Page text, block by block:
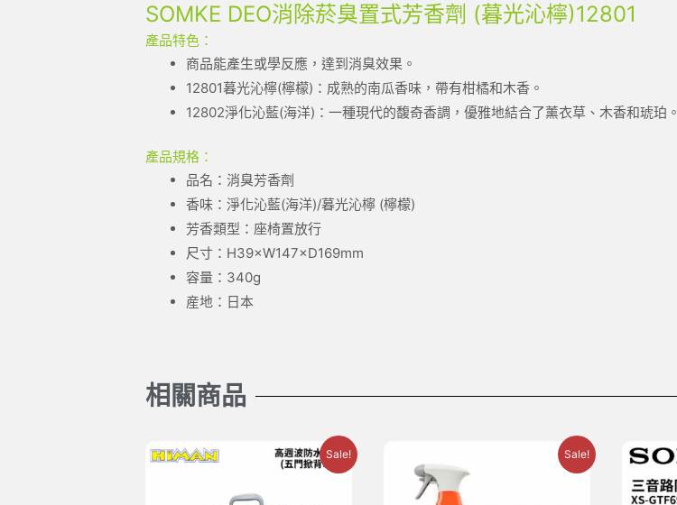
SOMKE DEO消除菸臭置式芳香劑 (暮光沁檸)12801
產品特色：
商品能產生或學反應，達到消臭效果。
12801暮光沁檸(檸檬)：成熟的南瓜香味，帶有柑橘和木香。
12802淨化沁藍(海洋)：一種現代的馥奇香調，優雅地結合了薰衣草、木香和琥珀。
產品規格：
品名：消臭芳香劑
香味：淨化沁藍(海洋)/暮光沁檸 (檸檬)
芳香類型：座椅置放行
尺寸：H39×W147×D169mm
容量：340g
産地：日本
相關商品
Sale! Sale!